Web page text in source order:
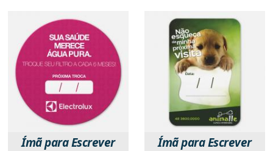
Ímã para Escrever Ímã para Escrever